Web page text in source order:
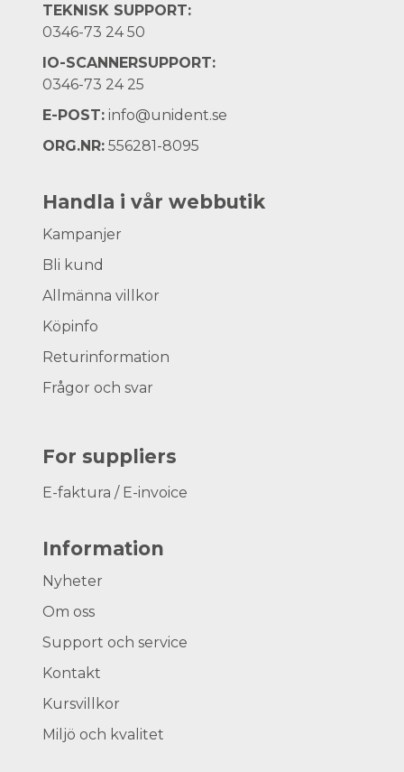
TEKNISK SUPPORT:
0346-73 24 50
IO-SCANNERSUPPORT:
0346-73 24 25
E-POST: info@unident.se
ORG.NR: 556281-8095
Handla i vår webbutik
Kampanjer
Bli kund
Allmänna villkor
Köpinfo
Returinformation
Frågor och svar
For suppliers
E-faktura / E-invoice
Information
Nyheter
Om oss
Support och service
Kontakt
Kursvillkor
Miljö och kvalitet